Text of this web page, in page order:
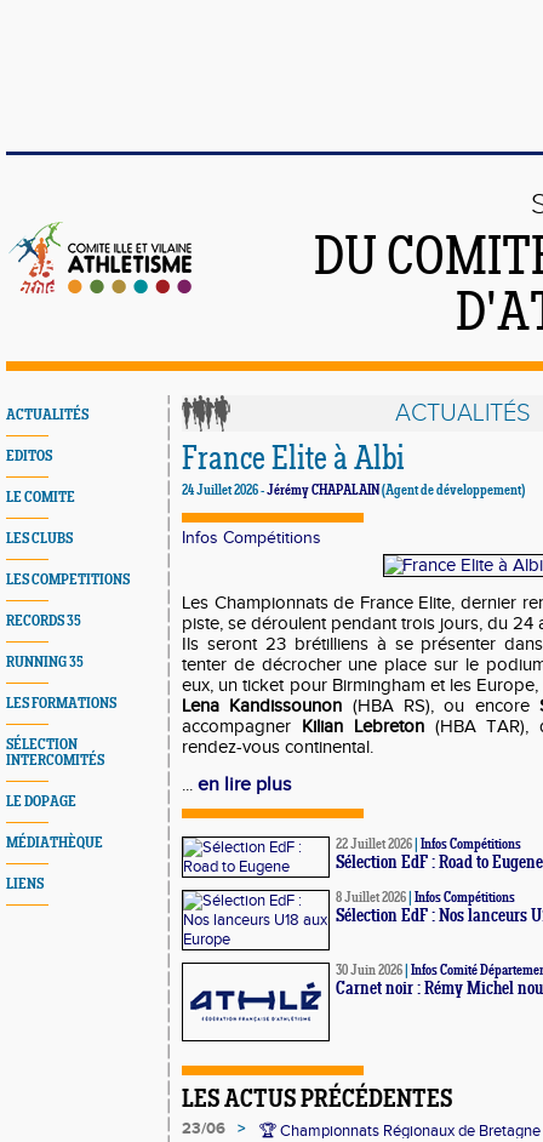
DU
ACTUALITÉS
EDITOS
LE COMITE
LES CLUBS
LES COMPETITIONS
RECORDS 35
RUNNING 35
LES FORMATIONS
SÉLECTION
INTERCOMITÉS
LE DOPAGE
MÉDIATHÈQUE
LIENS
ACTUALITÉS
France Elite à Albi
24 Juillet 2026 -Jérémy CHAPALAIN (Agent de développement)
Infos Compétitions
Les Championnats de France Elite, dernier
piste, se déroulent pendant trois jours, du 24
Ils seront 23 brétilliens à se présenter
tenter de décrocher une place sur le
eux, un ticket pour Birmingham et les
Lena Kandissounon (HBA RS), ou encore
accompagner Kilian Lebreton(HBA TAR),
rendez-vous continental.
... en lire plus
22 Juillet 2026 Infos Compétitions
Sélection EdF : Road to Eugene
8 Juillet 2026 Infos Compétitions
Sélection EdF : Nos lanceurs
30 Juin 2026 Infos Comité
Carnet noir : Rémy Michel
LES ACTUS PRÉCÉDENTES
23/06 >
🏆 Championnats Régionaux de